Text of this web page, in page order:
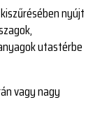
nyújt
utastérbe
vagy nagy